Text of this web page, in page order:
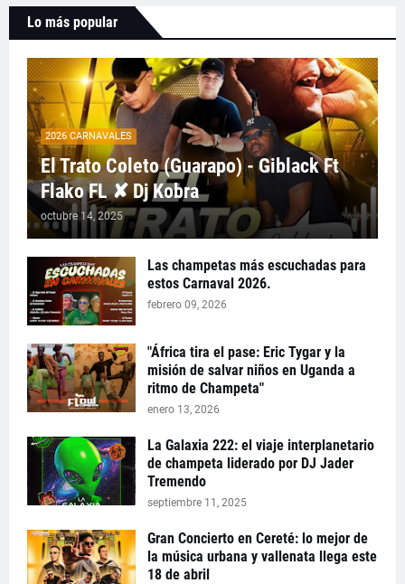
Lo más popular
2026 CARNAVALES
El Trato Coleto (Guarapo) - Giblack Ft
Flako FL ✘ Dj Kobra
octubre 14, 2025
Las champetas más escuchadas para
estos Carnaval 2026.
febrero 09, 2026
"África tira el pase: Eric Tygar y la
misión de salvar niños en Uganda a
ritmo de Champeta"
enero 13, 2026
La Galaxia 222: el viaje interplanetario
de champeta liderado por DJ Jader
Tremendo
septiembre 11, 2025
Gran Concierto en Cereté: lo mejor de
la música urbana y vallenata llega este
18 de abril